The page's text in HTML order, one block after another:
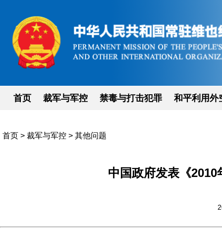
首页 裁军与军控 禁毒与打击犯罪 和平利用外
首页 > 裁军与军控 > 其他问题
中国政府发表《